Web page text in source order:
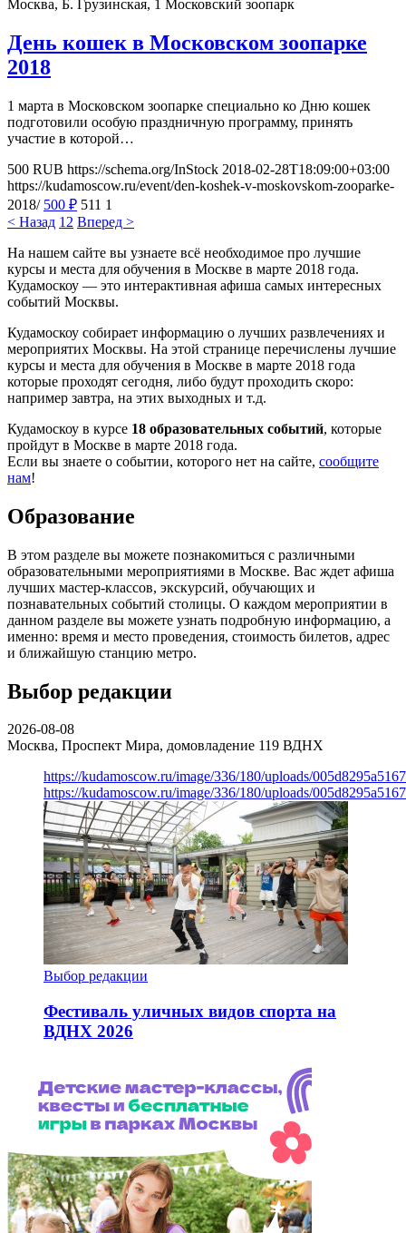
Москва, Б. Грузинская, 1 Московский зоопарк
День кошек в Московском зоопарке
2018
1 марта в Московском зоопарке специально ко Дню кошек
подготовили особую праздничную программу, принять
участие в которой…
500 RUB https://schema.org/InStock 2018-02-28T18:09:00+03:00
https://kudamoscow.ru/event/den-koshek-v-moskovskom-zooparke-
2018/ 500 ₽ 511 1
< Назад 1 2 Вперед >
На нашем сайте вы узнаете всё необходимое про лучшие
курсы и места для обучения в Москве в марте 2018 года.
Кудамоскоу — это интерактивная афиша самых интересных
событий Москвы.
Кудамоскоу собирает информацию о лучших развлечениях и
мероприятих Москвы. На этой странице перечислены лучшие
курсы и места для обучения в Москве в марте 2018 года
которые проходят сегодня, либо будут проходить скоро:
например завтра, на этих выходных и т.д.
Кудамоскоу в курсе 18 образовательных событий, которые
пройдут в Москве в марте 2018 года.
Если вы знаете о событии, которого нет на сайте, сообщите
нам!
Образование
В этом разделе вы можете познакомиться с различными
образовательными мероприятиями в Москве. Вас ждет афиша
лучших мастер-классов, экскурсий, обучающих и
познавательных событий столицы. О каждом мероприятии в
данном разделе вы можете узнать подробную информацию, а
именно: время и место проведения, стоимость билетов, адрес
и ближайшую станцию метро.
Выбор редакции
2026-08-08
Москва, Проспект Мира, домовладение 119 ВДНХ
https://kudamoscow.ru/image/336/180/uploads/
https://kudamoscow.ru/image/336/180/uploads/
Выбор редакции
Фестиваль уличных видов спорта на
ВДНХ 2026